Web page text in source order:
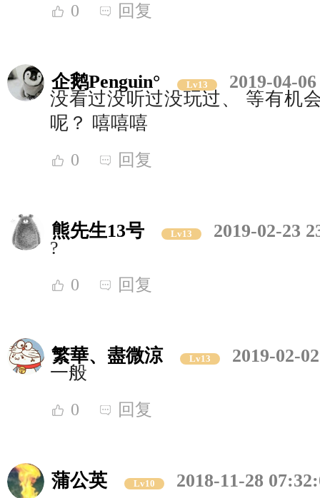
0 回复
企鹅Penguin° Lv13
2019-04-
没看过没听过没玩过、 等有机
呢？ 嘻嘻嘻
0 回复
熊先生13号 Lv13
2019-02-23
?
0 回复
繁華、盡微涼 Lv13
2019-02-
一般
0 回复
蒲公英 Lv10
2018-11-28